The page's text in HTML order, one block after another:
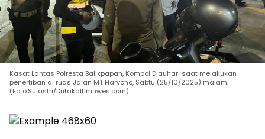
Kasat Lantas Polresta Balikpapan, Kompol Djauhari saat melakukan
penertiban di ruas Jalan MT Haryono, Sabtu (25/10/2025) malam.
(Foto:Sulastri/Dutakaltimnwes.com)